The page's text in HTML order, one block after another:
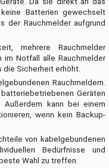
Batterien gewechselt
der Rauchmelder aufgrund
mehrere Rauchmelder
im Notfall alle Rauchmelder
die Sicherheit erhöht.
Rauchmeldern.
Geräten
kann bei einem
wenn kein Backup-
von kabelgebundenen
Bedürfnisse und
Wahl zu treffen.